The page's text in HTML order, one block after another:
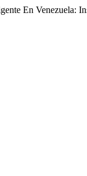
En Venezuela: